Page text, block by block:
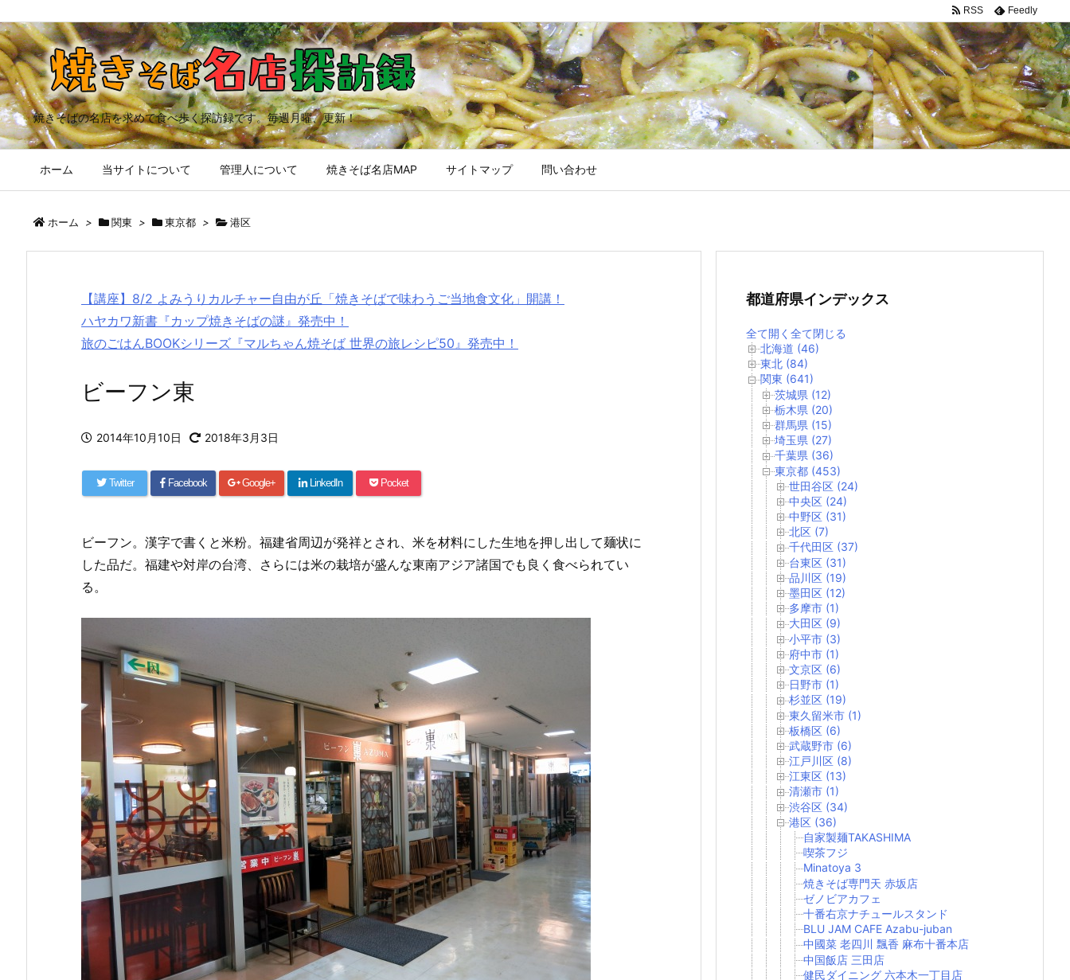
焼きそばの名店を求めて食べ歩く探訪録です。毎週月曜、更新！
ホーム 当サイトについて 管理人について 焼きそば名店MAP サイトマップ 問い合わせ
RSS Feedly
ホーム > 関東 > 東京都 > 港区
【講座】8/2 よみうりカルチャー自由が丘「焼きそばで味わうご当地食文化」開講！
ハヤカワ新書『カップ焼きそばの謎』発売中！
旅のごはんBOOKシリーズ『マルちゃん焼そば 世界の旅レシピ50』発売中！
ビーフン東
2014年10月10日 2018年3月3日
Twitter Facebook Google+ LinkedIn Pocket
ビーフン。漢字で書くと米粉。福建省周辺が発祥とされ、米を材料にした生地を押し出して麺状に
した品だ。福建や対岸の台湾、さらには米の栽培が盛んな東南アジア諸国でも良く食べられてい
る。
都道府県インデックス
全て開く 全て閉じる
北海道 (46)
東北 (84)
関東 (641)
茨城県 (12)
栃木県 (20)
群馬県 (15)
埼玉県 (27)
千葉県 (36)
東京都 (453)
世田谷区 (24)
中央区 (24)
中野区 (31)
北区 (7)
千代田区 (37)
台東区 (31)
品川区 (19)
墨田区 (12)
多摩市 (1)
大田区 (9)
小平市 (3)
府中市 (1)
文京区 (6)
日野市 (1)
杉並区 (19)
東久留米市 (1)
板橋区 (6)
武蔵野市 (6)
江戸川区 (8)
江東区 (13)
清瀬市 (1)
渋谷区 (34)
港区 (36)
自家製麺TAKASHIMA
喫茶フジ
Minatoya 3
焼きそば専門天 赤坂店
ゼノビアカフェ
十番右京ナチュールスタンド
BLU JAM CAFE Azabu-juban
中國菜 老四川 飄香 麻布十番本店
中国飯店 三田店
健民ダイニング 六本木一丁目店